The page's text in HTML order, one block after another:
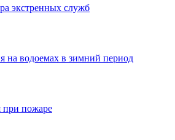
экстренных служб
на водоемах в зимний период
при пожаре